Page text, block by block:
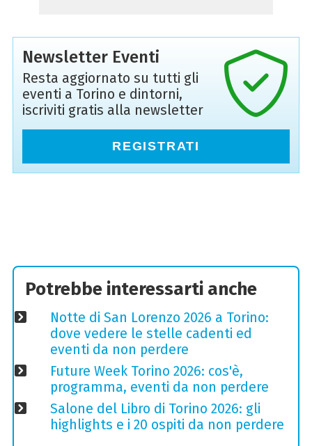
Newsletter Eventi
Resta aggiornato su tutti gli
eventi a Torino e dintorni,
iscriviti gratis alla newsletter
REGISTRATI
Potrebbe interessarti anche
Notte di San Lorenzo 2026 a Torino:
dove vedere le stelle cadenti ed
eventi da non perdere
Future Week Torino 2026: cos'è,
programma, eventi da non perdere
Salone del Libro di Torino 2026: gli
highlights e i 20 ospiti da non perdere